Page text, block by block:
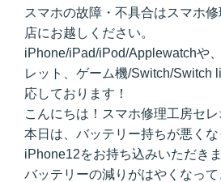
スマホの故障・不具合はスマホ
店にお越しください。
iPhone/iPad/iPod/Applewatchや
レット、ゲーム機/Switch/Switch
応しております！
こんにちは！スマホ修理工房セレ
本日は、バッテリー持ちが悪く
iPhone12をお持ち込みいただきま
バッテリーの減りがはやくなっ